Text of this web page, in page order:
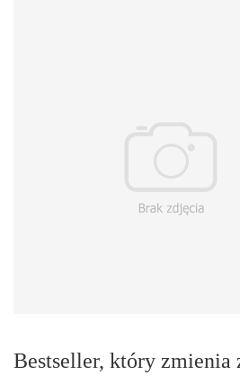
Bestseller, który zmienia